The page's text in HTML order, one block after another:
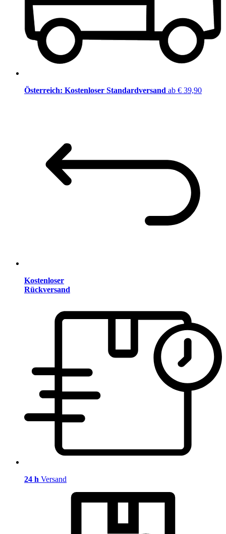
Österreich: Kostenloser Standardversand ab € 39,90
Kostenloser
Rückversand
24 h Versand